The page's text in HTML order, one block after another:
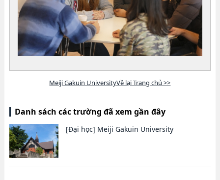
Meiji Gakuin UniversityVề lại Trang chủ >>
Danh sách các trường đã xem gần đây
[Đại học] Meiji Gakuin University